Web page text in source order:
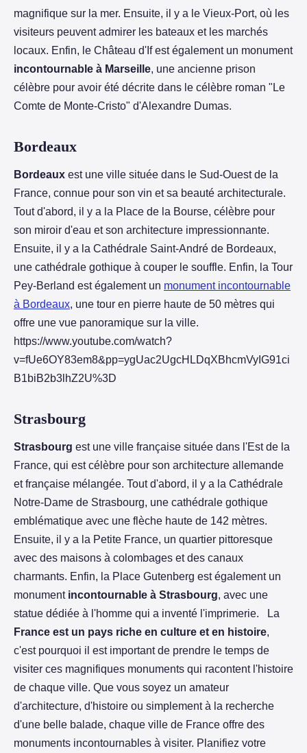
magnifique sur la mer. Ensuite, il y a le Vieux-Port, où les
visiteurs peuvent admirer les bateaux et les marchés
locaux. Enfin, le Château d'If est également un monument
incontournable à Marseille, une ancienne prison
célèbre pour avoir été décrite dans le célèbre roman "Le
Comte de Monte-Cristo" d'Alexandre Dumas.
Bordeaux
Bordeaux est une ville située dans le Sud-Ouest de la
France, connue pour son vin et sa beauté architecturale.
Tout d'abord, il y a la Place de la Bourse, célèbre pour
son miroir d'eau et son architecture impressionnante.
Ensuite, il y a la Cathédrale Saint-André de Bordeaux,
une cathédrale gothique à couper le souffle. Enfin, la Tour
Pey-Berland est également un monument incontournable
à Bordeaux, une tour en pierre haute de 50 mètres qui
offre une vue panoramique sur la ville.
https://www.youtube.com/watch?
v=fUe6OY83em8&pp=ygUac2UgcHLDqXBhcmVyIG91ci
B1biB2b3lhZ2U%3D
Strasbourg
Strasbourg est une ville française située dans l'Est de la
France, qui est célèbre pour son architecture allemande
et française mélangée. Tout d'abord, il y a la Cathédrale
Notre-Dame de Strasbourg, une cathédrale gothique
emblématique avec une flèche haute de 142 mètres.
Ensuite, il y a la Petite France, un quartier pittoresque
avec des maisons à colombages et des canaux
charmants. Enfin, la Place Gutenberg est également un
monument incontournable à Strasbourg, avec une
statue dédiée à l'homme qui a inventé l'imprimerie. La
France est un pays riche en culture et en histoire,
c'est pourquoi il est important de prendre le temps de
visiter ces magnifiques monuments qui racontent l'histoire
de chaque ville. Que vous soyez un amateur
d'architecture, d'histoire ou simplement à la recherche
d'une belle balade, chaque ville de France offre des
monuments incontournables à visiter. Planifiez votre